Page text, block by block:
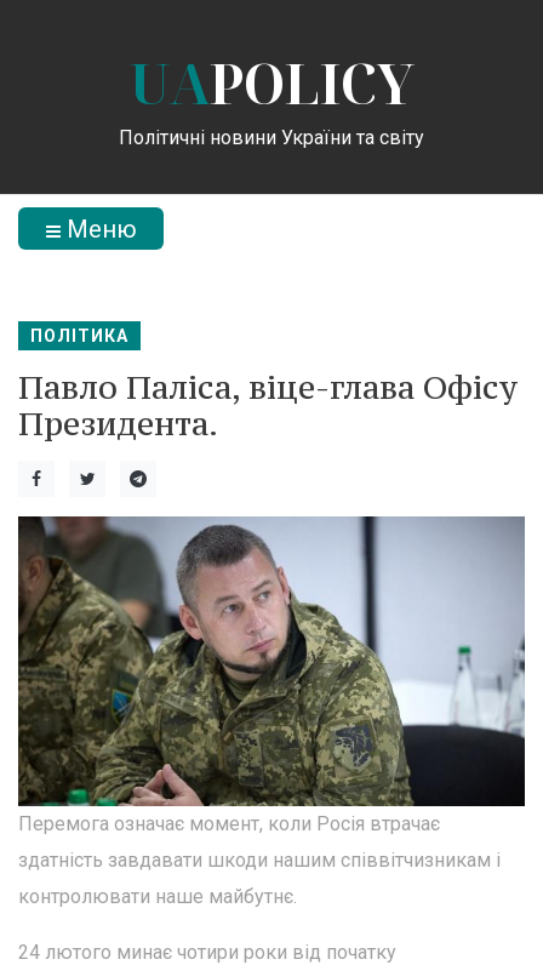
UAPOLICY
Політичні новини України та світу
Меню
ПОЛІТИКА
Павло Паліса, віце-глава Офісу
Президента.
Перемога означає момент, коли Росія втрачає
здатність завдавати шкоди нашим співвітчизникам і
контролювати наше майбутнє.
24 лютого минає чотири роки від початку